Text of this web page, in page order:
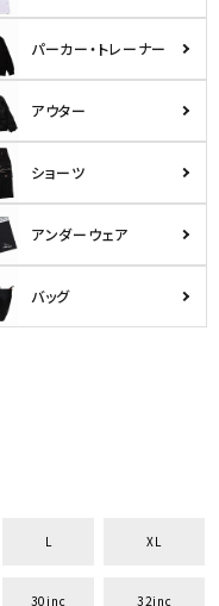
パーカー・トレーナー
アウター
ショーツ
アンダーウェア
バッグ
L XL
30inc 32inc